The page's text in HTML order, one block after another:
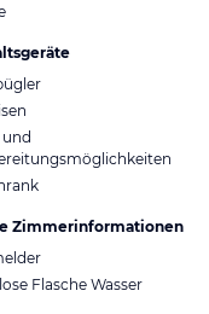
und
Zimmerinformationen
Flasche Wasser